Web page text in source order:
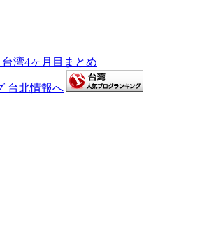
台湾4ヶ月目まとめ